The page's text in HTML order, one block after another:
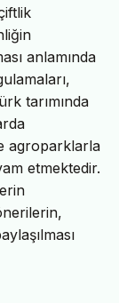
anlamında
tarımında
agroparklarla
etmektedir.